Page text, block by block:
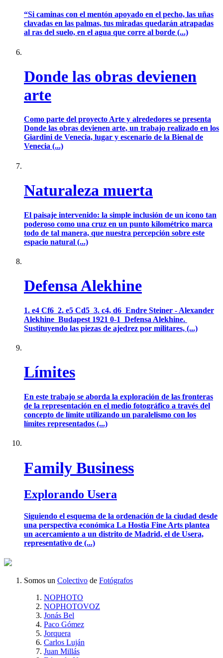
“Si caminas con el mentón apoyado en el pecho, las uñas
clavadas en las palmas, tus miradas quedarán atrapadas
al ras del suelo, en el agua que corre al borde (...)
Donde las obras devienen
arte
Como parte del proyecto Arte y alrededores se presenta
Donde las obras devienen arte, un trabajo realizado en los
Giardini de Venecia, lugar y escenario de la Bienal de
Venecia (...)
Naturaleza muerta
El paisaje intervenido: la simple inclusión de un icono tan
poderoso como una cruz en un punto kilométrico marca
todo de tal manera, que nuestra percepción sobre este
espacio natural (...)
Defensa Alekhine
1. e4 Cf6 2. e5 Cd5 3. c4, d6 Endre Steiner - Alexander
Alekhine Budapest 1921 0-1 Defensa Alekhine.
Sustituyendo las piezas de ajedrez por militares, (...)
Límites
En este trabajo se aborda la exploración de las fronteras
de la representación en el medio fotográfico a través del
concepto de límite utilizando un paralelismo con los
límites representados (...)
Family Business
Explorando Usera
Siguiendo el esquema de la ordenación de la ciudad desde
una perspectiva económica La Hostia Fine Arts plantea
un acercamiento a un distrito de Madrid, el de Usera,
representativo de (...)
Somos un Colectivo de Fotógrafos
NOPHOTO
NOPHOTOVOZ
Jonás Bel
Paco Gómez
Jorquera
Carlos Luján
Juan Millás